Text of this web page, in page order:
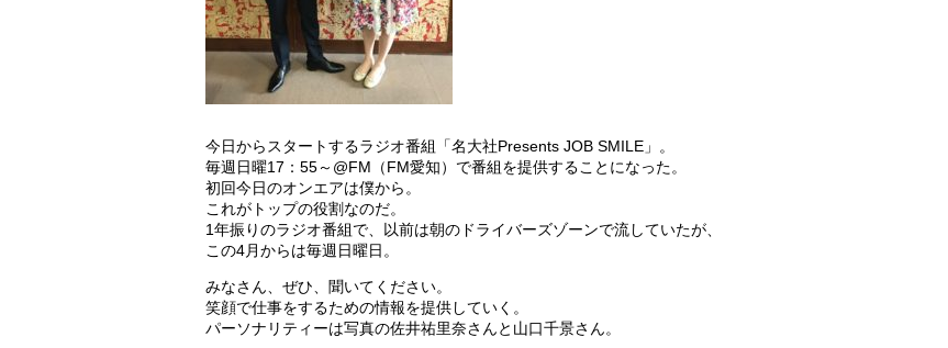
今日からスタートするラジオ番組「名大社Presents JOB SMILE」。
毎週日曜17：55～@FM（FM愛知）で番組を提供することになった。
初回今日のオンエアは僕から。
これがトップの役割なのだ。
1年振りのラジオ番組で、以前は朝のドライバーズゾーンで流していたが、
この4月からは毎週日曜日。
みなさん、ぜひ、聞いてください。
笑顔で仕事をするための情報を提供していく。
パーソナリティーは写真の佐井祐里奈さんと山口千景さん。